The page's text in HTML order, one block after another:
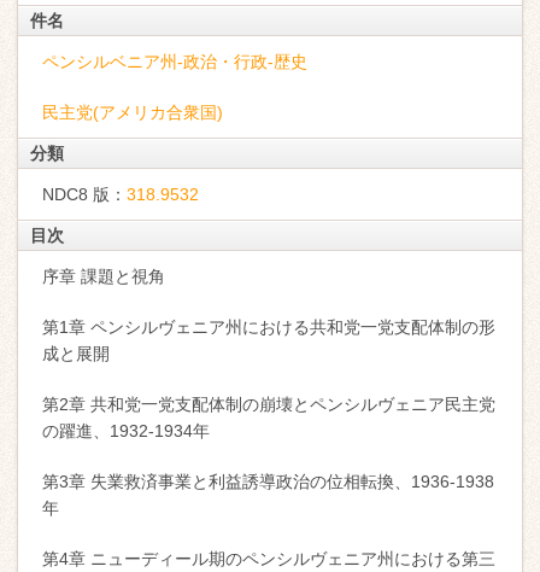
件名
ペンシルベニア州-政治・行政-歴史
民主党(アメリカ合衆国)
分類
NDC8 版： 318.9532
目次
序章 課題と視角
第1章 ペンシルヴェニア州における共和党一党支配体制の形
成と展開
第2章 共和党一党支配体制の崩壊とペンシルヴェニア民主党
の躍進、1932-1934年
第3章 失業救済事業と利益誘導政治の位相転換、1936-1938
年
第4章 ニューディール期のペンシルヴェニア州における第三